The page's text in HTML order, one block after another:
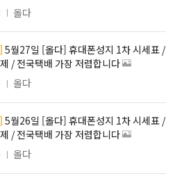
올다
5월27일 [올다] 휴대폰성지 1차 시세표 /
/ 전국택배 가장 저렴합니다
올다
5월26일 [올다] 휴대폰성지 1차 시세표 /
/ 전국택배 가장 저렴합니다
올다